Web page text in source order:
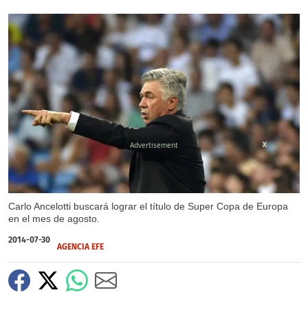
Carlo Ancelotti buscará lograr el título de Super Copa de Europa
en el mes de agosto.
X
2014-07-30
AGENCIA EFE